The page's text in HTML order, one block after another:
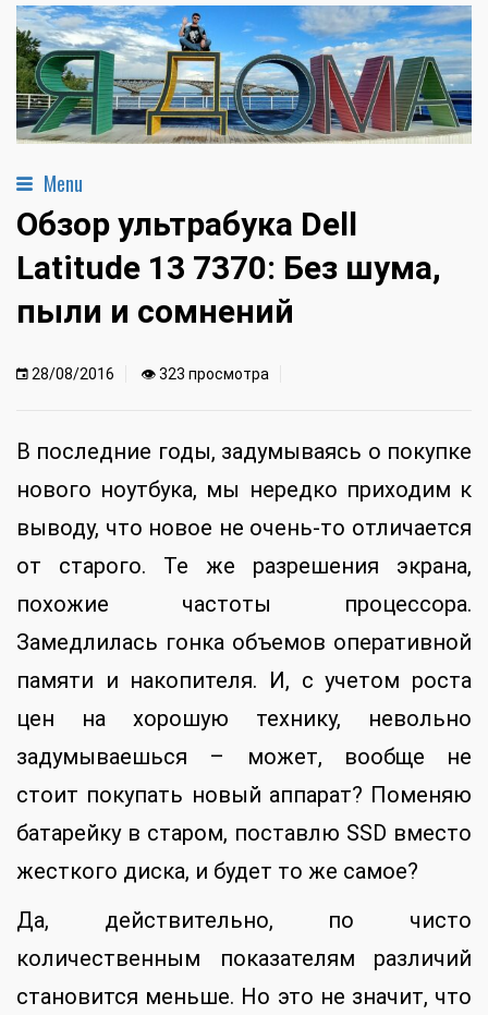
Menu
Обзор ультрабука Dell
Latitude 13 7370: Без шума,
пыли и сомнений
28/08/2016 👁 323 просмотра
В последние годы, задумываясь о покупке
нового ноутбука, мы нередко приходим к
выводу, что новое не очень-то отличается
от старого. Те же разрешения экрана,
похожие частоты процессора.
Замедлилась гонка объемов оперативной
памяти и накопителя. И, с учетом роста
цен на хорошую технику, невольно
задумываешься – может, вообще не
стоит покупать новый аппарат? Поменяю
батарейку в старом, поставлю SSD вместо
жесткого диска, и будет то же самое?
Да, действительно, по чисто
количественным показателям различий
становится меньше. Но это не значит, что